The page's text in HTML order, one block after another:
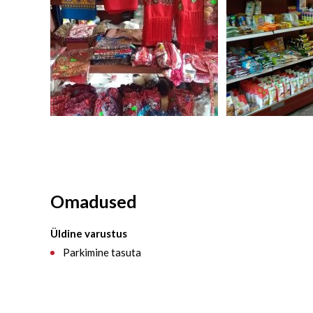
Omadused
Üldine varustus
Parkimine tasuta